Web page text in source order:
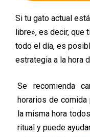
Si tu gato actual
libre», es decir, que
todo el día, es
estrategia a la hora
Se recomienda
horarios de
la misma hora
ritual y puede